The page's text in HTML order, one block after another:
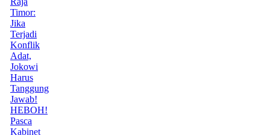
Timor:
Jika
Terjadi
Konflik
Adat,
Jokowi
Harus
Tanggung
Jawab!
HEBOH!
Pasca
Kabinet